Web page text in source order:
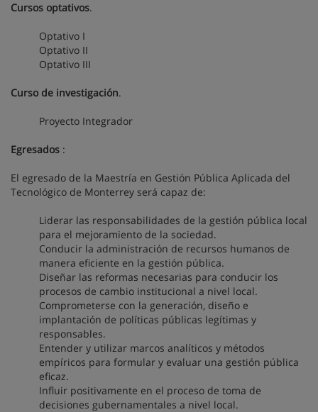
Cursos optativos.
Optativo I
Optativo II
Optativo III
Curso de investigación.
Proyecto Integrador
Egresados :
El egresado de la Maestría en Gestión Pública Aplicada del
Tecnológico de Monterrey será capaz de:
Liderar las responsabilidades de la gestión pública local
para el mejoramiento de la sociedad.
Conducir la administración de recursos humanos de
manera eficiente en la gestión pública.
Diseñar las reformas necesarias para conducir los
procesos de cambio institucional a nivel local.
Comprometerse con la generación, diseño e
implantación de políticas públicas legítimas y
responsables.
Entender y utilizar marcos analíticos y métodos
empíricos para formular y evaluar una gestión pública
eficaz.
Influir positivamente en el proceso de toma de
decisiones gubernamentales a nivel local.